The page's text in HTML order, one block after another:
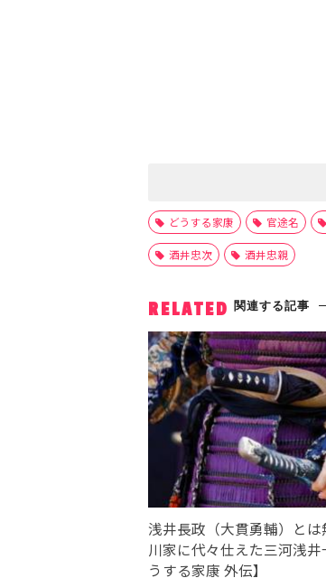
どうする家康 官途名
酒井忠次 酒井忠親
RELATED 関連する記事
浅井長政（大貫勇輔）と
川家に代々仕えた三河浅
うする家康 外伝】